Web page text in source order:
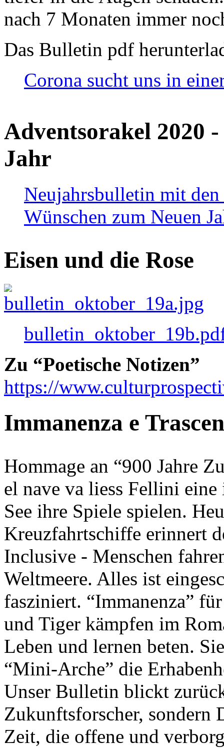
nach 7 Monaten immer
Das Bulletin pdf
Corona sucht uns in
Adventsorakel 2020
Jahr
Neujahrsbulletin mit den
Wünschen zum Neuen
Eisen und die Rose
Zu “Poetische Notizen”
https://
Immanenza e
Hommage an “900 Jahre
el nave va liess Fellini
See ihre Spiele spielen.
Kreuzfahrtschiffe erinnert
Inclusive - Menschen
Weltmeere. Alles ist
fasziniert. “Immanenza”
und Tiger kämpfen im
Leben und lernen beten.
“Mini-Arche” die
Unser Bulletin blickt
Zukunftsforscher, sondern
Zeit, die offene und